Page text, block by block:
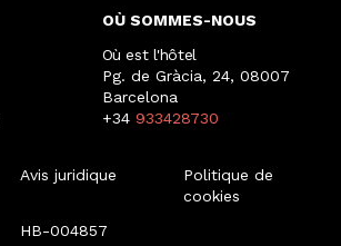
OÙ SOMMES-NOUS
Où est l'hôtel
Pg. de Gràcia, 24, 08007
Barcelona
+34933428730
Avis juridique
Politique de
cookies
HB-004857